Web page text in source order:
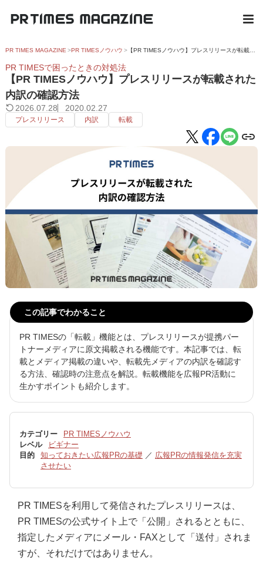
PR TIMES MAGAZINE PR TIMESノウハウ 【PR TIMESノウハウ】プレスリリースが転載された内訳の確認方法
PR TIMESで困ったときの対処法
【PR TIMESノウハウ】プレスリリースが転載された
内訳の確認方法
2026.07.28 2020.02.27
プレスリリース 内訳 転載
この記事でわかること
PR TIMESの「転載」機能とは、プレスリリースが提携パー
トナーメディアに原文掲載される機能です。本記事では、転
載とメディア掲載の違いや、転載先メディアの内訳を確認す
る方法、確認時の注意点を解説。転載機能を広報PR活動に
生かすポイントも紹介します。
カテゴリー
PR TIMESノウハウ
レベル
ビギナー
目的
知っておきたい広報PRの基礎 ／ 広報PRの情報発信を充実
させたい
PR TIMESを利用して発信されたプレスリリースは、
PR TIMESの公式サイト上で「公開」されるとともに、
指定したメディアにメール・FAXとして「送付」されま
すが、それだけではありません。